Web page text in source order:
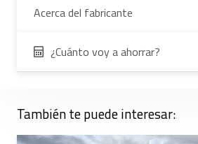
Acerca del fabricante
¿Cuánto voy a ahorrar?
También te puede interesar: